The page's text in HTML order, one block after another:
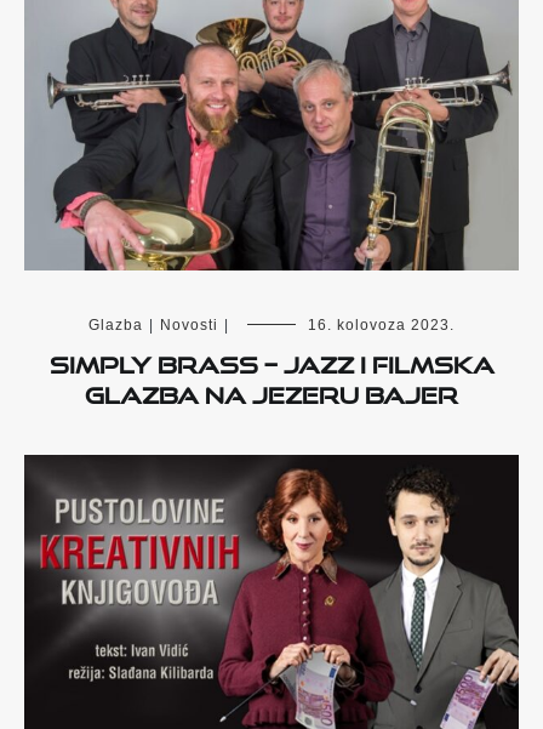
Glazba | Novosti | 16. kolovoza 2023.
Simply Brass – jazz i filmska
glazba na jezeru Bajer